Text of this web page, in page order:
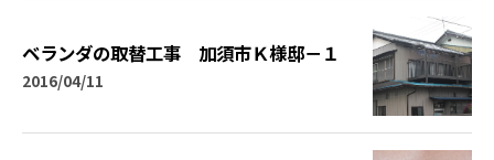
ベランダの取替工事 加須市Ｋ様邸－１
2016/04/11